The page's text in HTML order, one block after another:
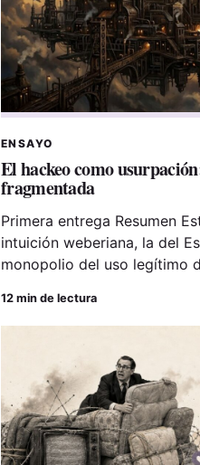
ENSAYO
El hackeo como
fragmentada
Primera entrega Resumen
intuición weberiana, la del
monopolio del uso legítimo
12 min de lectura